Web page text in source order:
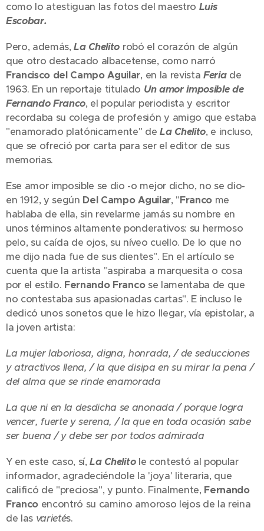
como lo atestiguan las fotos del maestro Luis
Escobar.
Pero, además,La Chelito robó el corazón de algún
que otro destacado albacetense, como narró
Francisco del Campo Aguilar, en la revista Feriade
1963. En un reportaje titulado Un amor imposible de
Fernando Franco, el popular periodista y escritor
recordaba su colega de profesión y amigo que estaba
"enamorado platónicamente" deLa Chelito, e incluso,
que se ofreció por carta para ser el editor de sus
memorias.
Ese amor imposible se dio -o mejor dicho, no se dio-
en 1912, y según Del Campo Aguilar, "Francome
hablaba de ella, sin revelarme jamás su nombre en
unos términos altamente ponderativos: su hermoso
pelo, su caída de ojos, su níveo cuello. De lo que no
me dijo nada fue de sus dientes". En el artículo se
cuenta que la artista "aspiraba a marquesita o cosa
por el estilo. Fernando Francose lamentaba de que
no contestaba sus apasionadas cartas". E incluso le
dedicó unos sonetos que le hizo llegar, vía epistolar, a
la joven artista:
La mujer laboriosa, digna, honrada, / de seducciones
y atractivos llena, / la que disipa en su mirar la pena /
del alma que se rinde enamorada
La que ni en la desdicha se anonada / porque logra
vencer, fuerte y serena, / la que en toda ocasión sabe
ser buena / y debe ser por todos admirada
Y en este caso, sí,La Chelito le contestó al popular
informador, agradeciéndole la 'joya' literaria, que
calificó de "preciosa", y punto. Finalmente, Fernando
Franco encontró su camino amoroso lejos de la reina
de las varietés.